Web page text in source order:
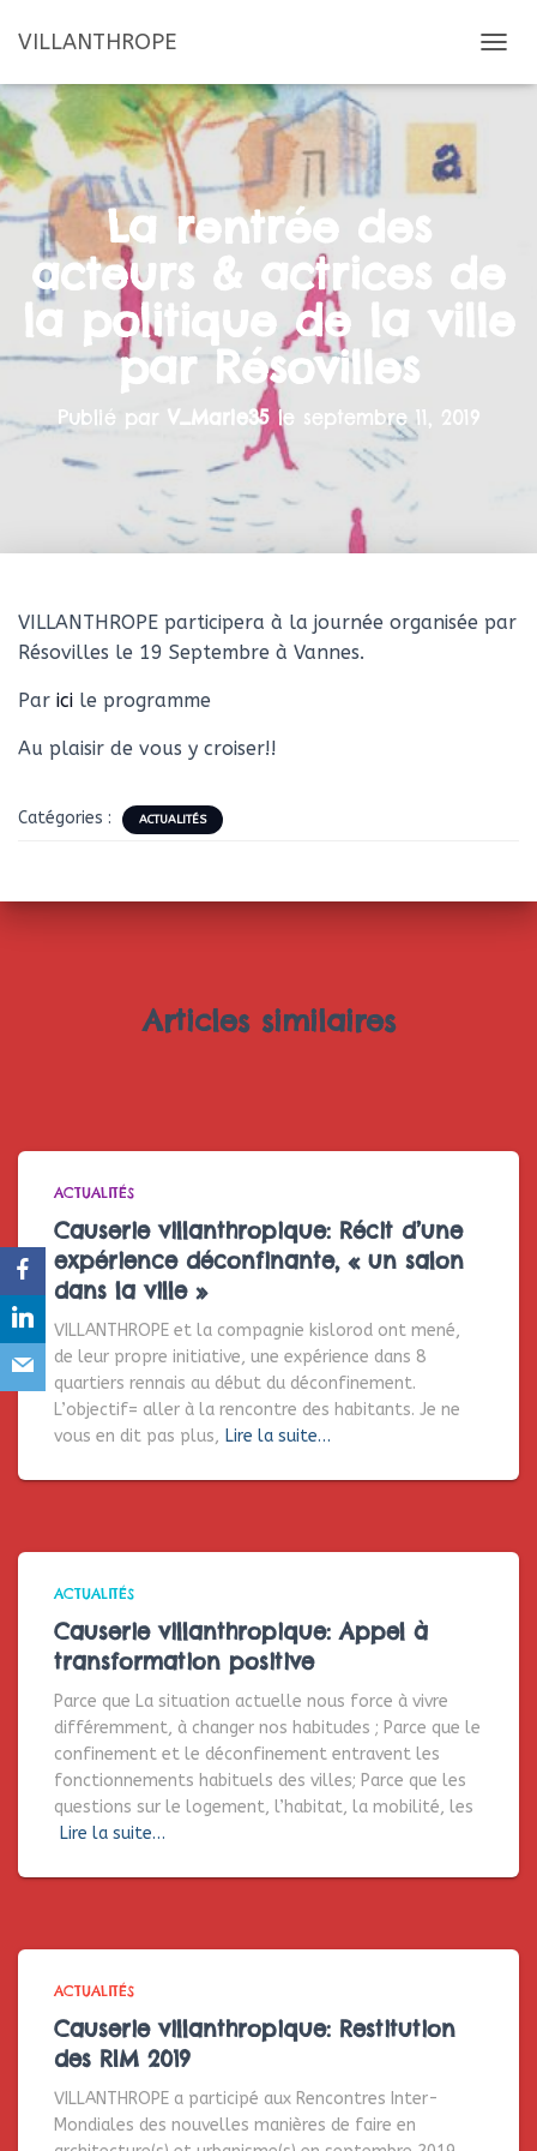
VILLANTHROPE
É
N
A
V
I
La rentrée des
acteurs & actrices de
la politique de la ville
par Résovilles
Publié par V_Marie35le septembre 11, 2019
VILLANTHROPE participera à la journée organisée par
Résovilles le 19 Septembre à Vannes.
Par ici le programme
Au plaisir de vous y croiser!!
Catégories : ACTUALITÉS
Articles similaires
ACTUALITÉS
Causerie villanthropique: Récit d’une
expérience déconfinante, « un salon
dans la ville »
VILLANTHROPE et la compagnie kislorod ont mené,
de leur propre initiative, une expérience dans 8
quartiers rennais au début du déconfinement.
L’objectif= aller à la rencontre des habitants. Je ne
vous en dit pas plus, Lire la suite…
ACTUALITÉS
Causerie villanthropique: Appel à
transformation positive
Parce que La situation actuelle nous force à vivre
différemment, à changer nos habitudes ; Parce que le
confinement et le déconfinement entravent les
fonctionnements habituels des villes; Parce que les
questions sur le logement, l’habitat, la mobilité, les
Lire la suite…
ACTUALITÉS
Causerie villanthropique: Restitution
des RIM 2019
VILLANTHROPE a participé aux Rencontres Inter-
Mondiales des nouvelles manières de faire en